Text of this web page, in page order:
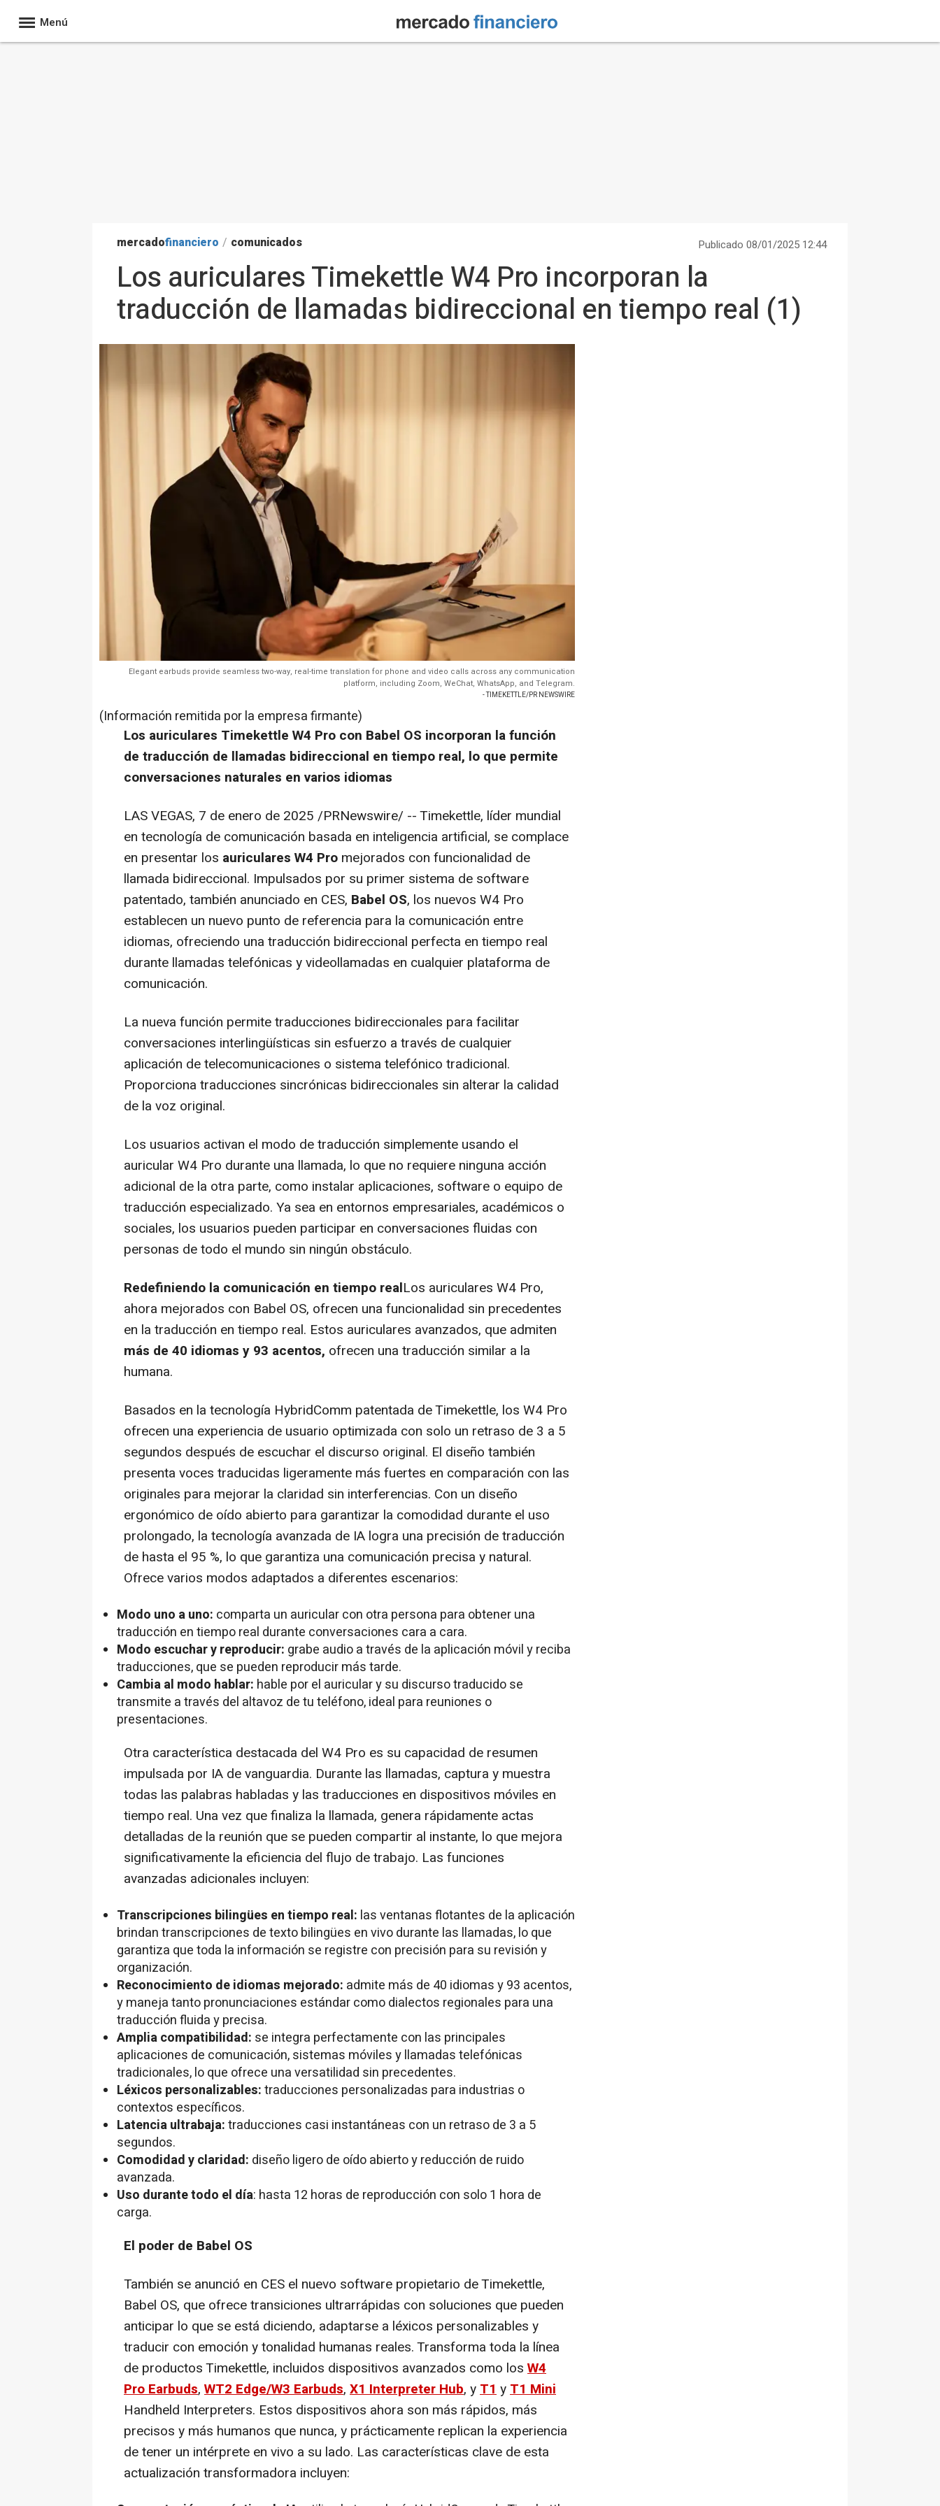
Menú
mercadofinanciero / comunicados Publicado 08/01/2025 12:44
Los auriculares Timekettle W4 Pro incorporan la
traducción de llamadas bidireccional en tiempo real (1)
Elegant earbuds provide seamless two-way, real-time translation for phone and video calls across any communication
platform, including Zoom, WeChat, WhatsApp, and Telegram.
- TIMEKETTLE/PR NEWSWIRE
(Información remitida por la empresa firmante)
Los auriculares Timekettle W4 Pro con Babel OS incorporan la función
de traducción de llamadas bidireccional en tiempo real, lo que permite
conversaciones naturales en varios idiomas
LAS VEGAS, 7 de enero de 2025 /PRNewswire/ -- Timekettle, líder mundial
en tecnología de comunicación basada en inteligencia artificial, se complace
en presentar los auriculares W4 Pro mejorados con funcionalidad de
llamada bidireccional. Impulsados por su primer sistema de software
patentado, también anunciado en CES, Babel OS, los nuevos W4 Pro
establecen un nuevo punto de referencia para la comunicación entre
idiomas, ofreciendo una traducción bidireccional perfecta en tiempo real
durante llamadas telefónicas y videollamadas en cualquier plataforma de
comunicación.
La nueva función permite traducciones bidireccionales para facilitar
conversaciones interlingüísticas sin esfuerzo a través de cualquier
aplicación de telecomunicaciones o sistema telefónico tradicional.
Proporciona traducciones sincrónicas bidireccionales sin alterar la calidad
de la voz original.
Los usuarios activan el modo de traducción simplemente usando el
auricular W4 Pro durante una llamada, lo que no requiere ninguna acción
adicional de la otra parte, como instalar aplicaciones, software o equipo de
traducción especializado. Ya sea en entornos empresariales, académicos o
sociales, los usuarios pueden participar en conversaciones fluidas con
personas de todo el mundo sin ningún obstáculo.
Redefiniendo la comunicación en tiempo realLos auriculares W4 Pro,
ahora mejorados con Babel OS, ofrecen una funcionalidad sin precedentes
en la traducción en tiempo real. Estos auriculares avanzados, que admiten
más de 40 idiomas y 93 acentos, ofrecen una traducción similar a la
humana.
Basados en la tecnología HybridComm patentada de Timekettle, los W4 Pro
ofrecen una experiencia de usuario optimizada con solo un retraso de 3 a 5
segundos después de escuchar el discurso original. El diseño también
presenta voces traducidas ligeramente más fuertes en comparación con las
originales para mejorar la claridad sin interferencias. Con un diseño
ergonómico de oído abierto para garantizar la comodidad durante el uso
prolongado, la tecnología avanzada de IA logra una precisión de traducción
de hasta el 95 %, lo que garantiza una comunicación precisa y natural.
Ofrece varios modos adaptados a diferentes escenarios:
Modo uno a uno: comparta un auricular con otra persona para obtener una
traducción en tiempo real durante conversaciones cara a cara.
Modo escuchar y reproducir: grabe audio a través de la aplicación móvil y reciba
traducciones, que se pueden reproducir más tarde.
Cambia al modo hablar: hable por el auricular y su discurso traducido se
transmite a través del altavoz de tu teléfono, ideal para reuniones o
presentaciones.
Otra característica destacada del W4 Pro es su capacidad de resumen
impulsada por IA de vanguardia. Durante las llamadas, captura y muestra
todas las palabras habladas y las traducciones en dispositivos móviles en
tiempo real. Una vez que finaliza la llamada, genera rápidamente actas
detalladas de la reunión que se pueden compartir al instante, lo que mejora
significativamente la eficiencia del flujo de trabajo. Las funciones
avanzadas adicionales incluyen:
Transcripciones bilingües en tiempo real: las ventanas flotantes de la aplicación
brindan transcripciones de texto bilingües en vivo durante las llamadas, lo que
garantiza que toda la información se registre con precisión para su revisión y
organización.
Reconocimiento de idiomas mejorado: admite más de 40 idiomas y 93 acentos,
y maneja tanto pronunciaciones estándar como dialectos regionales para una
traducción fluida y precisa.
Amplia compatibilidad: se integra perfectamente con las principales
aplicaciones de comunicación, sistemas móviles y llamadas telefónicas
tradicionales, lo que ofrece una versatilidad sin precedentes.
Léxicos personalizables:traducciones personalizadas para industrias o
contextos específicos.
Latencia ultrabaja:traducciones casi instantáneas con un retraso de 3 a 5
segundos.
Comodidad y claridad: diseño ligero de oído abierto y reducción de ruido
avanzada.
Uso durante todo el día: hasta 12 horas de reproducción con solo 1 hora de
carga.
El poder de Babel OS
También se anunció en CES el nuevo software propietario de Timekettle,
Babel OS, que ofrece transiciones ultrarrápidas con soluciones que pueden
anticipar lo que se está diciendo, adaptarse a léxicos personalizables y
traducir con emoción y tonalidad humanas reales. Transforma toda la línea
de productos Timekettle, incluidos dispositivos avanzados como los W4
Pro Earbuds, WT2 Edge/W3 Earbuds, X1 Interpreter Hub, yT1yT1 Mini
Handheld Interpreters. Estos dispositivos ahora son más rápidos, más
precisos y más humanos que nunca, y prácticamente replican la experiencia
de tener un intérprete en vivo a su lado. Las características clave de esta
actualización transformadora incluyen: